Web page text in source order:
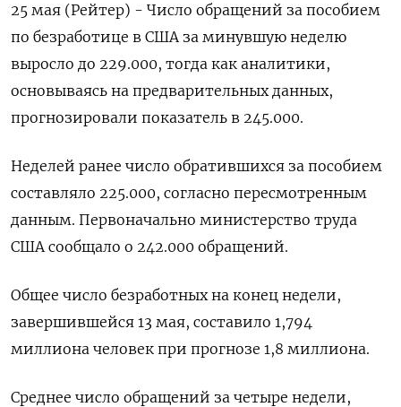
25 мая (Рейтер) - Число обращений за пособием
по безработице в США за минувшую неделю
выросло до 229.000​​​​, тогда как аналитики,
основываясь на предварительных данных,
прогнозировали показатель в 245​.000.
Неделей ранее число обратившихся за пособием
составляло 225.000, согласно пересмотренным
данным. Первоначально министерство труда
США сообщало о 242.000 обращений.
Общее число безработных на конец недели,
завершившейся 13 мая, составило 1,794
миллиона человек при прогнозе 1,8 миллиона.
Среднее число обращений за четыре недели,